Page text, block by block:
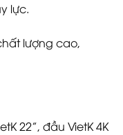
lực.
lượng cao,
22”, đầu VietK 4K